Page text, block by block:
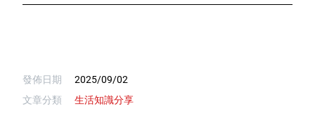
發佈日期
2025/09/02
文章分類
生活知識分享